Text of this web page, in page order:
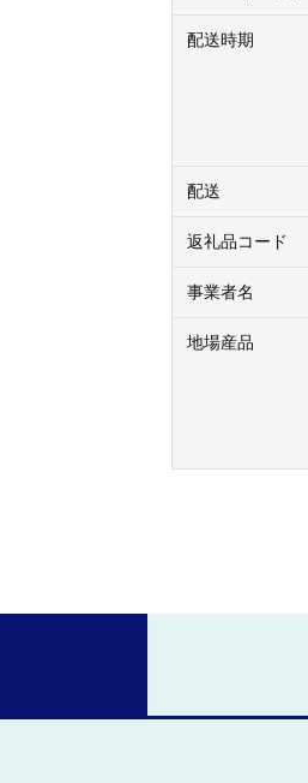
配送時期
配送
返礼品コード
事業者名
地場産品